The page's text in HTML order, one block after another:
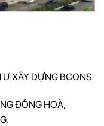
XÂY DỰNG BCONS
ĐÔNG HOÀ,